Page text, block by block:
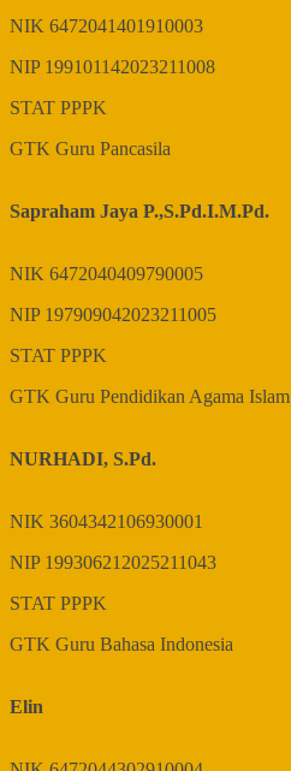
NIK 6472041401910003
NIP 199101142023211008
STAT PPPK
GTK Guru Pancasila
Sapraham Jaya P.,S.Pd.I.M.Pd.
NIK 6472040409790005
NIP 197909042023211005
STAT PPPK
GTK Guru Pendidikan Agama Islam
NURHADI, S.Pd.
NIK 3604342106930001
NIP 199306212025211043
STAT PPPK
GTK Guru Bahasa Indonesia
Elin